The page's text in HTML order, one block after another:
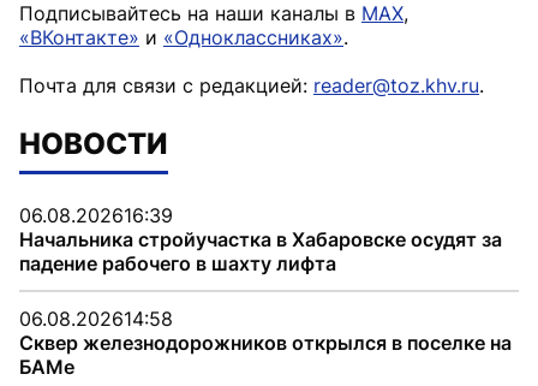
Подписывайтесь на наши каналы в MAX,
«ВКонтакте» и «Одноклассниках».
Почта для связи с редакцией: reader@toz.khv.ru.
НОВОСТИ
06.08.202616:39
Начальника стройучастка в Хабаровске осудят за
падение рабочего в шахту лифта
06.08.202614:58
Сквер железнодорожников открылся в поселке на
БАМе